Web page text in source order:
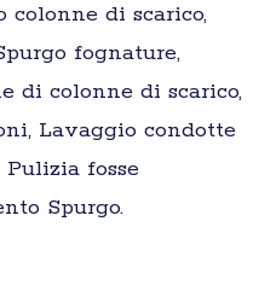
colonne di scarico,
fognature,
di colonne di scarico,
Lavaggio condotte
fosse
Spurgo.